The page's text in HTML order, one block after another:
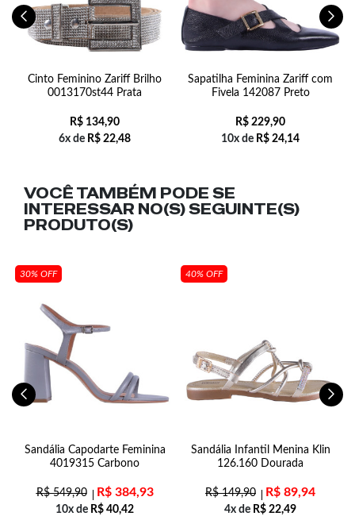
Cinto Feminino Zariff Brilho
0013170st44 Prata
R$ 134,90
6x de R$ 22,48
Sapatilha Feminina Zariff com
Fivela 142087 Preto
R$ 229,90
10x de R$ 24,14
VOCÊ TAMBÉM PODE SE
INTERESSAR NO(S) SEGUINTE(S)
PRODUTO(S)
30% OFF
Sandália Capodarte Feminina
4019315 Carbono
R$549,90 R$384,93
10x de R$ 40,42
40% OFF
Sandália Infantil Menina Klin
126.160 Dourada
R$149,90 R$ 89,94
4x de R$ 22,49